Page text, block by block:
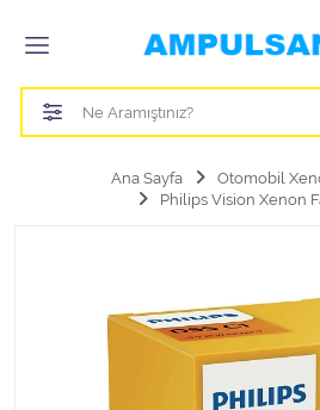
Tüm Kategoriler
Led Aydınlatma Ampulü
Otomobil Halojen Far Ampulü
Otomobil Led Far Ampulü
Ana Sayfa
Otomobil
Philips Vision Xenon